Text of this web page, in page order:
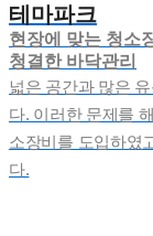
테마파크
현장에 맞는 청소
청결한 바닥관리
넓은 공간과 많은
다. 이러한 문제를
소장비를 도입하였
다.